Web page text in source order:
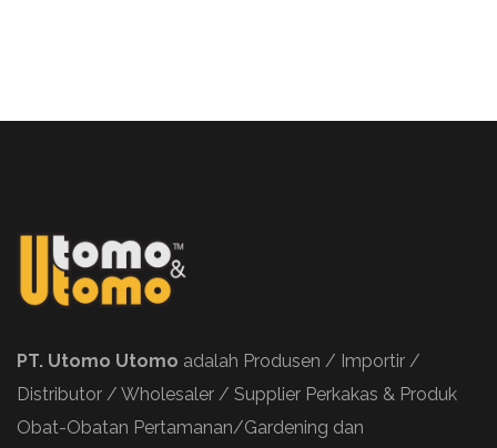
PT. Utomo Utomo adalah Produsen / Importir /
Distributor / Wholesaler / Supplier Perkakas & Produk
Obat-Obatan Pertamanan/Gardening dan